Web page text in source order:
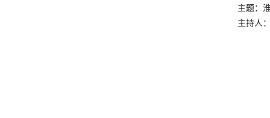
主题：
主持人